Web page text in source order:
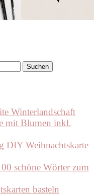
Winterlandschaft
mit Blumen inkl.
DIY Weihnachtskarte
schöne Wörter zum
basteln